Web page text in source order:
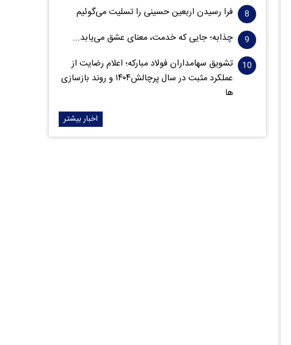
فرا رسیدن اربعین حسینی را تسلیت می‌گوئیم
چذابه؛ جایی که خدمت، معنای عشق می‌یابد...
تشویق سهامداران فولاد مبارکه؛ اعلام رضایت از
عملکرد مثبت در سال پرچالش۱۴۰۴ و روند بازسازی
ها
اخبار بیشتر